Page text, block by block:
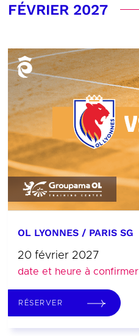
FÉVRIER 2027
OL LYONNES / PARIS SG
20 février 2027
date et heure à confirmer
RÉSERVER